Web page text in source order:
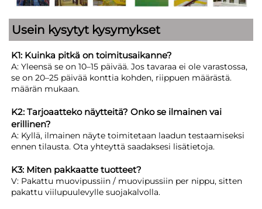
Usein kysytyt kysymykset
K1: Kuinka pitkä on toimitusaikanne?
A: Yleensä se on 10–15 päivää. Jos tavaraa ei ole varastossa,
se on 20–25 päivää konttia kohden, riippuen määrästä.
määrän mukaan.
K2: Tarjoaatteko näytteitä? Onko se ilmainen vai
erillinen?
A: Kyllä, ilmainen näyte toimitetaan laadun testaamiseksi
ennen tilausta. Ota yhteyttä saadaksesi lisätietoja.
K3: Miten pakkaatte tuotteet?
V: Pakattu muovipussiin / muovipussiin per nippu, sitten
pakattu viilupuulevylle suojakalvolla.